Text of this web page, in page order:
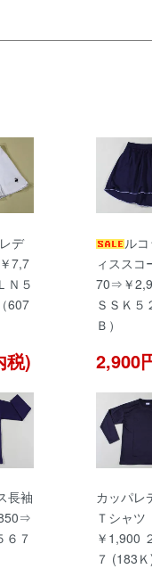
デ
7,7
Ｎ５
607
税)
ル
ィススコ
70⇒￥
ＳＳＫ５
Ｂ）
2,900
長袖
６７
カッパレ
Ｔシャ
￥1,900
７ (183